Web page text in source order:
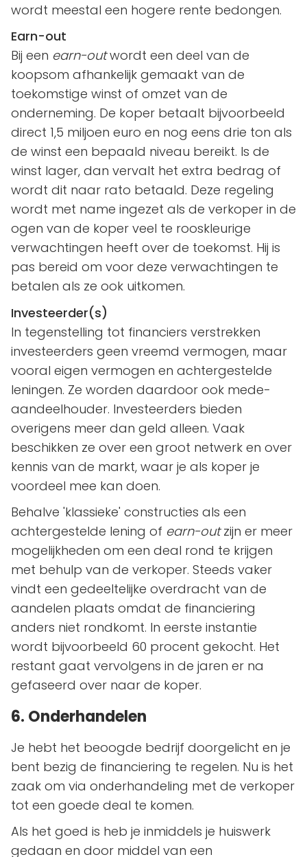
wordt meestal een hogere rente bedongen.
Earn-out
Bij een earn-outwordt een deel van de
koopsom afhankelijk gemaakt van de
toekomstige winst of omzet van de
onderneming. De koper betaalt bijvoorbeeld
direct 1,5 miljoen euro en nog eens drie ton als
de winst een bepaald niveau bereikt. Is de
winst lager, dan vervalt het extra bedrag of
wordt dit naar rato betaald. Deze regeling
wordt met name ingezet als de verkoper in de
ogen van de koper veel te rooskleurige
verwachtingen heeft over de toekomst. Hij is
pas bereid om voor deze verwachtingen te
betalen als ze ook uitkomen.
Investeerder(s)
In tegenstelling tot financiers verstrekken
investeerders geen vreemd vermogen, maar
vooral eigen vermogen en achtergestelde
leningen. Ze worden daardoor ook mede-
aandeelhouder. Investeerders bieden
overigens meer dan geld alleen. Vaak
beschikken ze over een groot netwerk en over
kennis van de markt, waar je als koper je
voordeel mee kan doen.
Behalve 'klassieke' constructies als een
achtergestelde lening of earn-outzijn er meer
mogelijkheden om een deal rond te krijgen
met behulp van de verkoper. Steeds vaker
vindt een gedeeltelijke overdracht van de
aandelen plaats omdat de financiering
anders niet rondkomt. In eerste instantie
wordt bijvoorbeeld 60 procent gekocht. Het
restant gaat vervolgens in de jaren er na
gefaseerd over naar de koper.
6. Onderhandelen
Je hebt het beoogde bedrijf doorgelicht en je
bent bezig de financiering te regelen. Nu is het
zaak om via onderhandeling met de verkoper
tot een goede deal te komen.
Als het goed is heb je inmiddels je huiswerk
gedaan en door middel van een